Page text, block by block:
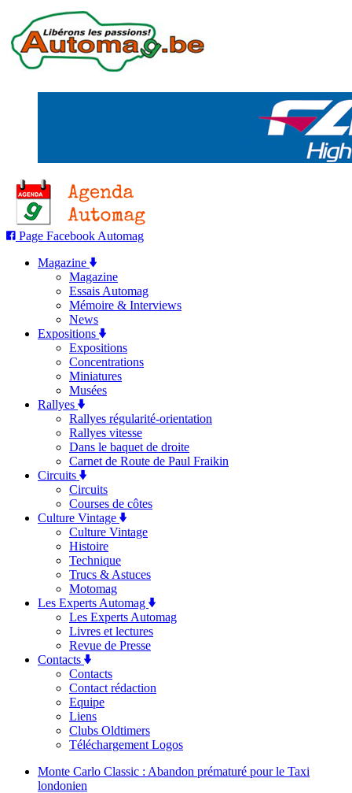
Page Facebook Automag
Magazine
Magazine
Essais Automag
Mémoire & Interviews
News
Expositions
Expositions
Concentrations
Miniatures
Musées
Rallyes
Rallyes régularité-orientation
Rallyes vitesse
Dans le baquet de droite
Carnet de Route de Paul Fraikin
Circuits
Circuits
Courses de côtes
Culture Vintage
Culture Vintage
Histoire
Technique
Trucs & Astuces
Motomag
Les Experts Automag
Les Experts Automag
Livres et lectures
Revue de Presse
Contacts
Contacts
Contact rédaction
Equipe
Liens
Clubs Oldtimers
Téléchargement Logos
Monte Carlo Classic : Abandon prématuré pour le Taxi
londonien